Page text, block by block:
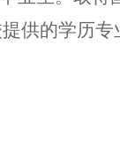
供的学历专